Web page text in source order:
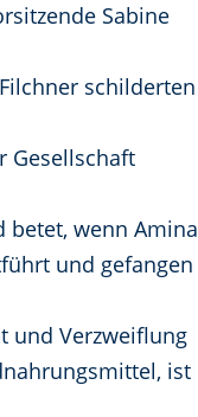
Sabine
schilderten
Gesellschaft
betet, wenn Amina
und gefangen
und Verzweiflung
ist